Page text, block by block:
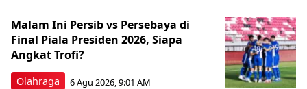
Olahraga
Malam Ini Persib vs Persebaya di
Final Piala Presiden 2026, Siapa
Angkat Trofi?
6 Agu 2026, 9:01 AM